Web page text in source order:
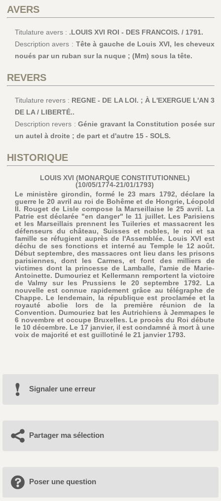
AVERS
Titulature avers : .LOUIS XVI ROI - DES FRANCOIS. / 1791.
Description avers : Tête à gauche de Louis XVI, les cheveux
noués par un ruban sur la nuque ; (Mm) sous la tête.
REVERS
Titulature revers : REGNE - DE LA LOI. ; À L'EXERGUE L'AN 3
DE LA / LIBERTÉ..
Description revers :Génie gravant la Constitution posée sur
un autel à droite ; de part et d'autre 15 - SOLS.
HISTORIQUE
LOUIS XVI (MONARQUE CONSTITUTIONNEL)
(10/05/1774-21/01/1793)
Le ministère girondin, formé le 23 mars 1792, déclare la
guerre le 20 avril au roi de Bohême et de Hongrie, Léopold
II. Rouget de Lisle compose la Marseillaise le 25 avril. La
Patrie est déclarée "en danger" le 11 juillet. Les Parisiens
et les Marseillais prennent les Tuileries et massacrent les
défenseurs du château, Suisses et nobles, le roi et sa
famille se réfugient auprès de l'Assemblée. Louis XVI est
déchu de ses fonctions et interné au Temple le 12 août.
Début septembre, des massacres ont lieu dans les prisons
parisiennes, dont les Carmes, et font des milliers de
victimes dont la princesse de Lamballe, l'amie de Marie-
Antoinette. Dumouriez et Kellermann remportent la victoire
de Valmy sur les Prussiens le 20 septembre 1792. La
nouvelle est connue rapidement grâce au télégraphe de
Chappe. Le lendemain, la république est proclamée et la
royauté abolie lors de la première réunion de la
Convention. Dumouriez bat les Autrichiens à Jemmapes le
6 novembre et occupe Bruxelles. Le procès du Roi débute
le 10 décembre. Le 17 janvier, il est condamné à mort à une
voix de majorité et est guillotiné le 21 janvier 1793.
Signaler une erreur
Partager ma sélection
Poser une question